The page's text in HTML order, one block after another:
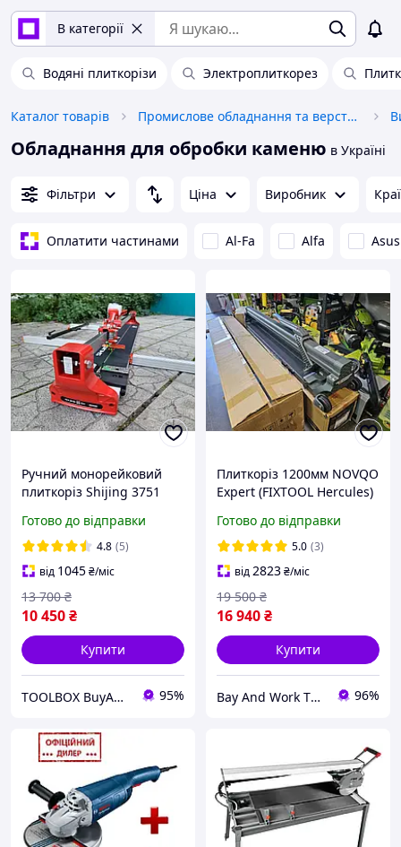
В категорії
Водяні плиткорізи Электроплиткорез
Каталог товарів Промислове обладнання та верстати
Обладнання для обробки каменю в Україні
Фільтри Ціна Виробник
Оплатити частинами Al-Fa Alfa Asus
Ручний монорейковий
плиткоріз Shijing 3751
Готово до відправки
4.8 (5)
від 1045₴/міс
10 450₴
13 700 ₴
Купити
TOOLBOX BuyAndWork 95%
Плиткоріз 1200мм NOVQO
Expert (FIXTOOL Hercules)
Безкоштовна доставка !
Готово до відправки
5.0 (3)
від2823₴/міс
16 940₴
19 500 ₴
Купити
Bay And Work TOOLBOX 96%